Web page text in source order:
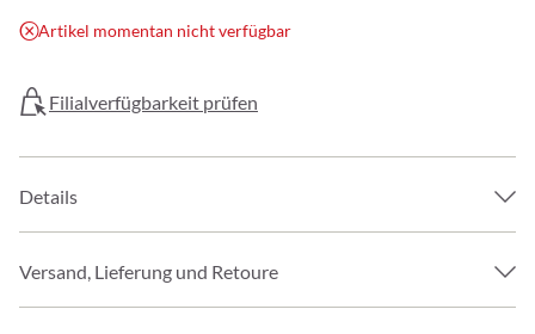
Artikel momentan nicht verfügbar
Filialverfügbarkeit prüfen
Details
Versand, Lieferung und Retoure